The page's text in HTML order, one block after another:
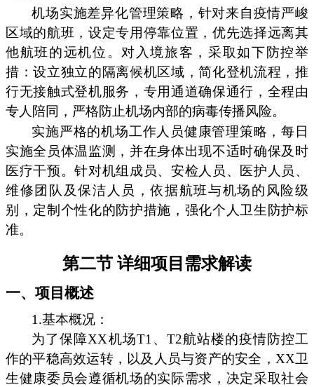
机场实施差异化管理策略，针对来自疫情严峻
区域的航班，设定专用停靠位置，优先选择远离其
他航班的远机位。对入境旅客，采取如下防控举
措：设立独立的隔离候机区域，简化登机流程，推
行无接触式登机服务，专用通道确保通行，全程由
专人陪同，严格防止机场内部的病毒传播风险。
实施严格的机场工作人员健康管理策略，每日
实施全员体温监测，并在身体出现不适时确保及时
医疗干预。针对机组成员、安检人员、医护人员、
维修团队及保洁人员，依据航班与机场的风险级
别，定制个性化的防护措施，强化个人卫生防护标
准。
第二节 详细项目需求解读
一、项目概述
1.基本概况：
为了保障XX机场T1、T2航站楼的疫情防控工
作的平稳高效运转，以及人员与资产的安全，XX卫
生健康委员会遵循机场的实际需求，决定采取社会